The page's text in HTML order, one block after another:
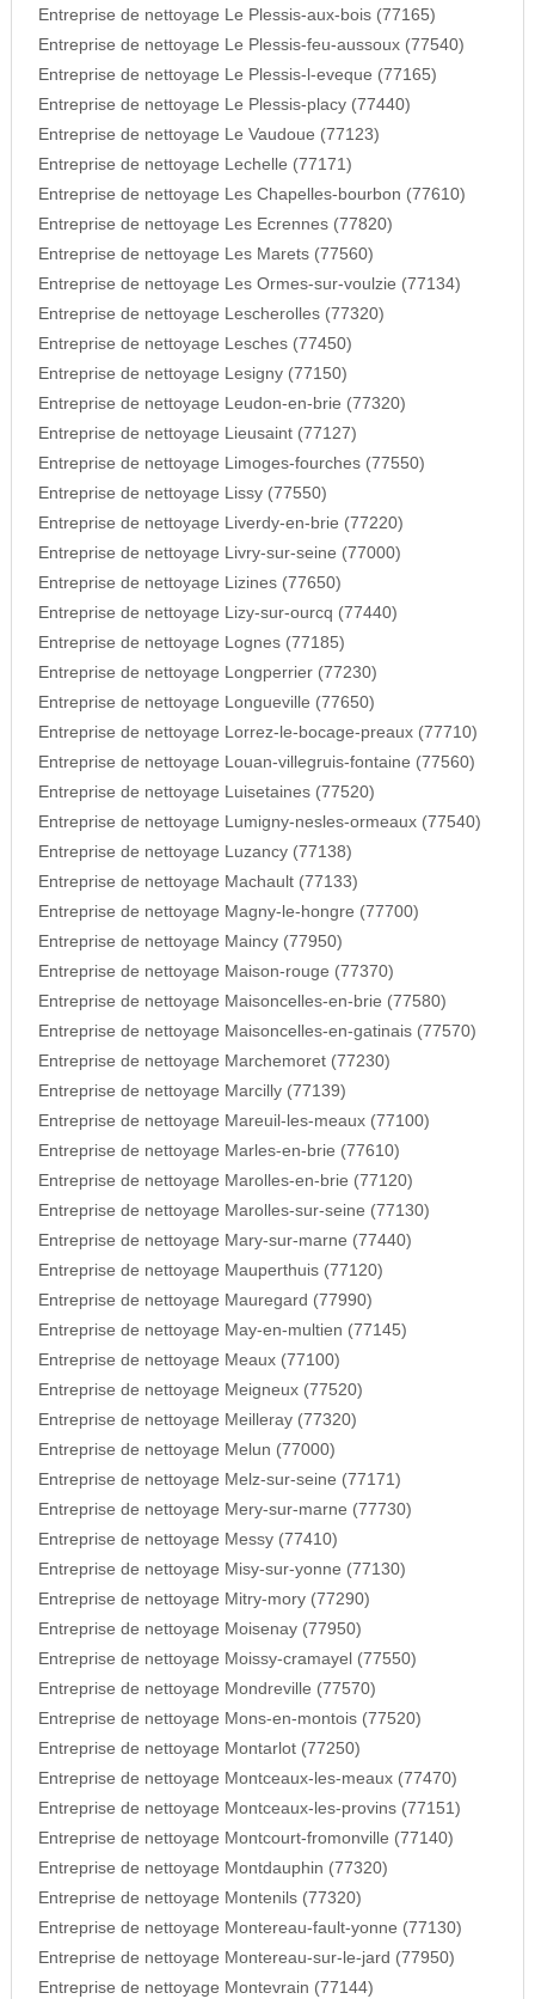
Entreprise de nettoyage Le Plessis-aux-bois (77165)
Entreprise de nettoyage Le Plessis-feu-aussoux (77540)
Entreprise de nettoyage Le Plessis-l-eveque (77165)
Entreprise de nettoyage Le Plessis-placy (77440)
Entreprise de nettoyage Le Vaudoue (77123)
Entreprise de nettoyage Lechelle (77171)
Entreprise de nettoyage Les Chapelles-bourbon (77610)
Entreprise de nettoyage Les Ecrennes (77820)
Entreprise de nettoyage Les Marets (77560)
Entreprise de nettoyage Les Ormes-sur-voulzie (77134)
Entreprise de nettoyage Lescherolles (77320)
Entreprise de nettoyage Lesches (77450)
Entreprise de nettoyage Lesigny (77150)
Entreprise de nettoyage Leudon-en-brie (77320)
Entreprise de nettoyage Lieusaint (77127)
Entreprise de nettoyage Limoges-fourches (77550)
Entreprise de nettoyage Lissy (77550)
Entreprise de nettoyage Liverdy-en-brie (77220)
Entreprise de nettoyage Livry-sur-seine (77000)
Entreprise de nettoyage Lizines (77650)
Entreprise de nettoyage Lizy-sur-ourcq (77440)
Entreprise de nettoyage Lognes (77185)
Entreprise de nettoyage Longperrier (77230)
Entreprise de nettoyage Longueville (77650)
Entreprise de nettoyage Lorrez-le-bocage-preaux (77710)
Entreprise de nettoyage Louan-villegruis-fontaine (77560)
Entreprise de nettoyage Luisetaines (77520)
Entreprise de nettoyage Lumigny-nesles-ormeaux (77540)
Entreprise de nettoyage Luzancy (77138)
Entreprise de nettoyage Machault (77133)
Entreprise de nettoyage Magny-le-hongre (77700)
Entreprise de nettoyage Maincy (77950)
Entreprise de nettoyage Maison-rouge (77370)
Entreprise de nettoyage Maisoncelles-en-brie (77580)
Entreprise de nettoyage Maisoncelles-en-gatinais (77570)
Entreprise de nettoyage Marchemoret (77230)
Entreprise de nettoyage Marcilly (77139)
Entreprise de nettoyage Mareuil-les-meaux (77100)
Entreprise de nettoyage Marles-en-brie (77610)
Entreprise de nettoyage Marolles-en-brie (77120)
Entreprise de nettoyage Marolles-sur-seine (77130)
Entreprise de nettoyage Mary-sur-marne (77440)
Entreprise de nettoyage Mauperthuis (77120)
Entreprise de nettoyage Mauregard (77990)
Entreprise de nettoyage May-en-multien (77145)
Entreprise de nettoyage Meaux (77100)
Entreprise de nettoyage Meigneux (77520)
Entreprise de nettoyage Meilleray (77320)
Entreprise de nettoyage Melun (77000)
Entreprise de nettoyage Melz-sur-seine (77171)
Entreprise de nettoyage Mery-sur-marne (77730)
Entreprise de nettoyage Messy (77410)
Entreprise de nettoyage Misy-sur-yonne (77130)
Entreprise de nettoyage Mitry-mory (77290)
Entreprise de nettoyage Moisenay (77950)
Entreprise de nettoyage Moissy-cramayel (77550)
Entreprise de nettoyage Mondreville (77570)
Entreprise de nettoyage Mons-en-montois (77520)
Entreprise de nettoyage Montarlot (77250)
Entreprise de nettoyage Montceaux-les-meaux (77470)
Entreprise de nettoyage Montceaux-les-provins (77151)
Entreprise de nettoyage Montcourt-fromonville (77140)
Entreprise de nettoyage Montdauphin (77320)
Entreprise de nettoyage Montenils (77320)
Entreprise de nettoyage Montereau-fault-yonne (77130)
Entreprise de nettoyage Montereau-sur-le-jard (77950)
Entreprise de nettoyage Montevrain (77144)